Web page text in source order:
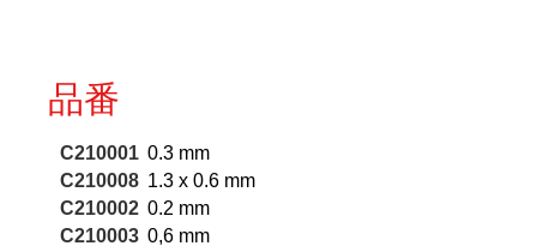
検索
お問合せ
品番
C210001 0.3 mm
C210008 1.3 x 0.6 mm
C210002 0.2 mm
C210003 0,6 mm